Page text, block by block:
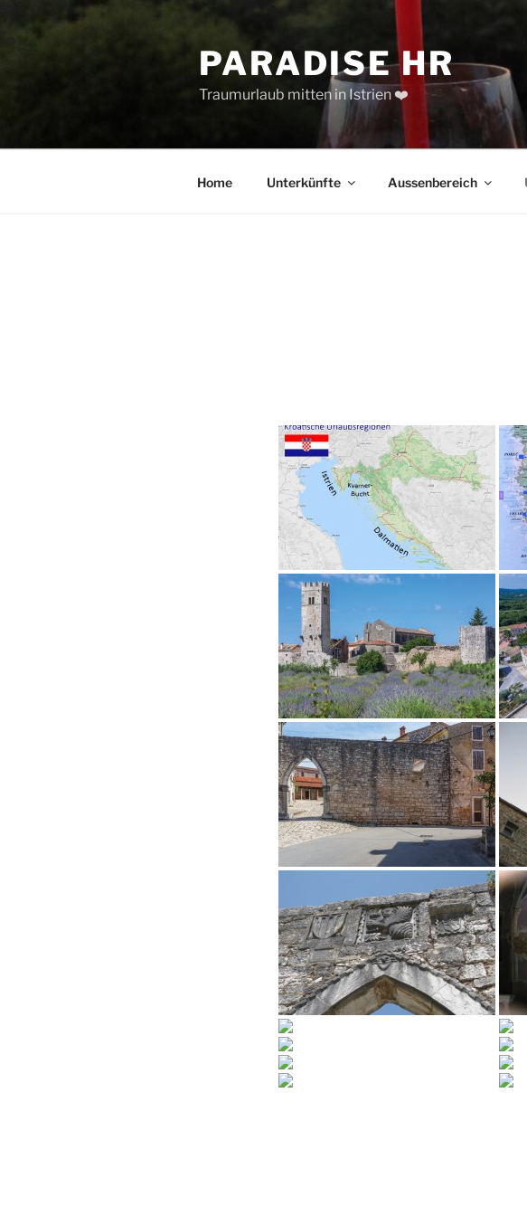
Inhalt
PARADISE HR
Traumurlaub mitten in Istrien ❤️
Home Unterkünfte Aussenbereich